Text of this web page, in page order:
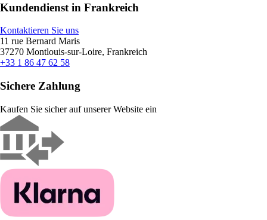
Kundendienst in Frankreich
Kontaktieren Sie uns
11 rue Bernard Maris
37270 Montlouis-sur-Loire, Frankreich
+33 1 86 47 62 58
Sichere Zahlung
Kaufen Sie sicher auf unserer Website ein